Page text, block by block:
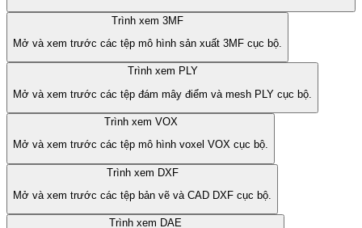
Trình xem 3MF
Mở và xem trước các tệp mô hình sản xuất 3MF cục bộ.
Trình xem PLY
Mở và xem trước các tệp đám mây điểm và mesh PLY cục bộ.
Trình xem VOX
Mở và xem trước các tệp mô hình voxel VOX cục bộ.
Trình xem DXF
Mở và xem trước các tệp bản vẽ và CAD DXF cục bộ.
Trình xem DAE